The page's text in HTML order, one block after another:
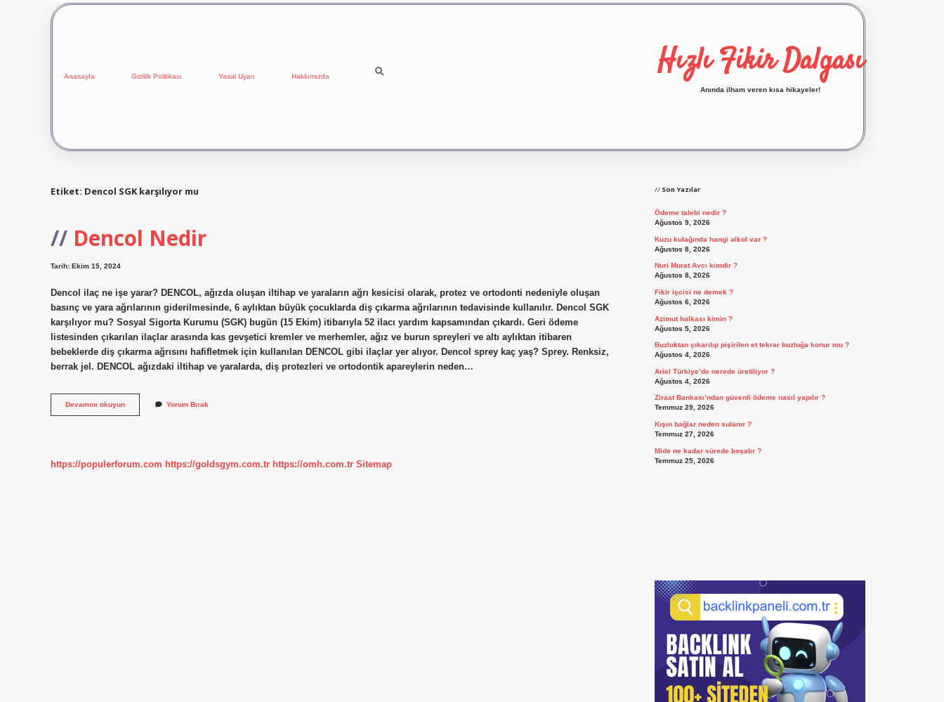
Anasayfa Gizlilik Politikası Yasal Uyarı Hakkımızda Hızlı Fikir Dalgası
Anında ilham veren kısa hikayeler!
Etiket: Dencol SGK karşılıyor mu
Dencol Nedir
Tarih: Ekim 15, 2024
Dencol ilaç ne işe yarar? DENCOL, ağızda oluşan iltihap ve yaraların ağrı kesicisi olarak, protez ve ortodonti nedeniyle oluşan
basınç ve yara ağrılarının giderilmesinde, 6 aylıktan büyük çocuklarda diş çıkarma ağrılarının tedavisinde kullanılır. Dencol SGK
karşılıyor mu? Sosyal Sigorta Kurumu (SGK) bugün (15 Ekim) itibarıyla 52 ilacı yardım kapsamından çıkardı. Geri ödeme
listesinden çıkarılan ilaçlar arasında kas gevşetici kremler ve merhemler, ağız ve burun spreyleri ve altı aylıktan itibaren
bebeklerde diş çıkarma ağrısını hafifletmek için kullanılan DENCOL gibi ilaçlar yer alıyor. Dencol sprey kaç yaş? Sprey. Renksiz,
berrak jel. DENCOL ağızdaki iltihap ve yaralarda, diş protezleri ve ortodontik apareylerin neden…
Devamını okuyunDencol
Nedir
Yorum Bırak
https://populerforum.com https://goldsgym.com.tr https://omh.com.tr Sitemap
Son Yazılar
Ödeme talebi nedir ?
Ağustos 9, 2026
Kuzu kulağında hangi alkol var ?
Ağustos 8, 2026
Nuri Murat Avcı kimdir ?
Ağustos 8, 2026
Fikir işcisi ne demek ?
Ağustos 6, 2026
Azimut halkası kimin ?
Ağustos 5, 2026
Buzluktan çıkarılıp pişirilen et tekrar buzluğa konur mu ?
Ağustos 4, 2026
Ariel Türkiye’de nerede üretiliyor ?
Ağustos 4, 2026
Ziraat Bankası’ndan güvenli ödeme nasıl yapılır ?
Temmuz 29, 2026
Kışın bağlar neden sulanır ?
Temmuz 27, 2026
Mide ne kadar sürede boşalır ?
Temmuz 25, 2026